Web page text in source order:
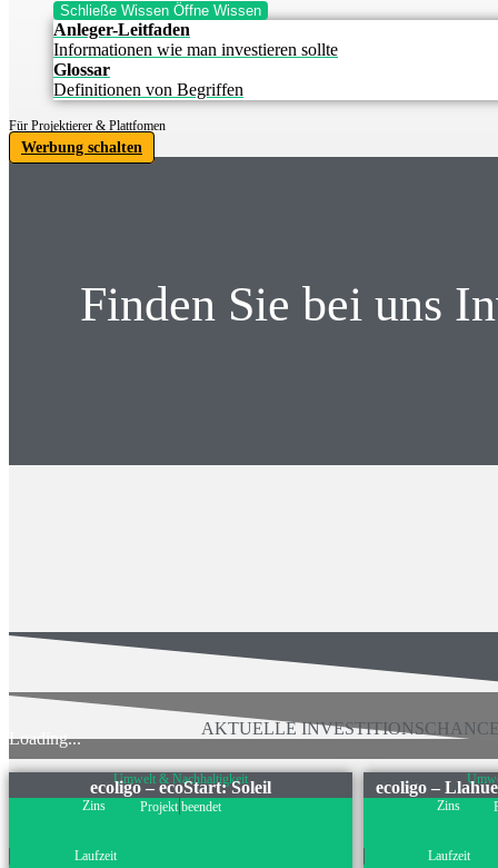
Schließe Wissen Öffne Wissen
Anleger-Leitfaden
Informationen wie man investieren sollte
Glossar
Definitionen von Begriffen
Für Projektierer & Plattfomen
Werbung schalten
Finden Sie bei uns
AKTUELLE
Loading...
Umwelt & Nachhaltigkeit
ecoligo – ecoStart: Soleil
Projekt beendet
Zins
Laufzeit
ecoligo –
Zins
Laufzeit